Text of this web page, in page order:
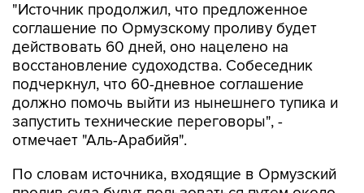
"Источник продолжил, что предложенное
соглашение по Ормузскому проливу будет
действовать 60 дней, оно нацелено на
восстановление судоходства. Собеседник
подчеркнул, что 60-дневное соглашение
должно помочь выйти из нынешнего тупика и
запустить технические переговоры", -
отмечает "Аль-Арабийя".
По словам источника, входящие в Ормузский